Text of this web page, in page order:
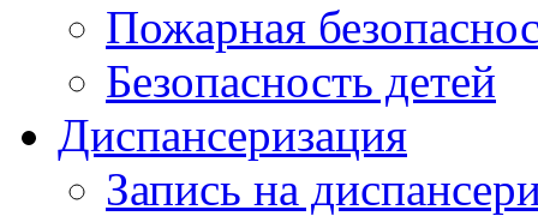
Пожарная
Безопасность детей
Диспансеризация
Запись на